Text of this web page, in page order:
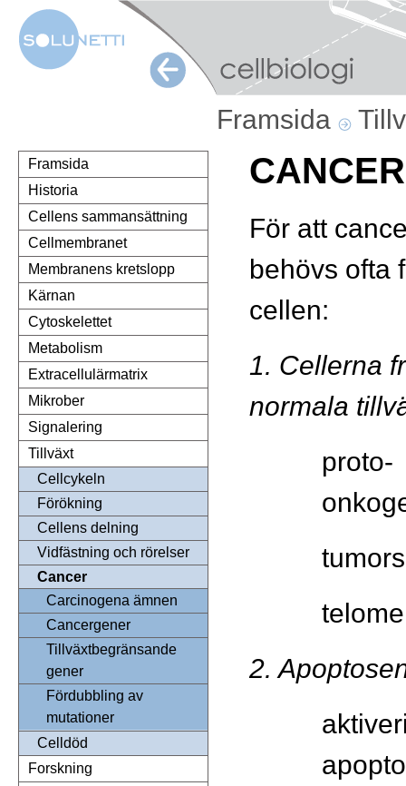
Framsida
Framsida
Historia
Cellens sammansättning
Cellmembranet
Membranens kretslopp
Kärnan
Cytoskelettet
Metabolism
Extracellulärmatrix
Mikrober
Signalering
Tillväxt
Cellcykeln
Förökning
Cellens delning
Vidfästning och rörelser
Cancer
Carcinogena ämnen
Cancergener
Tillväxtbegränsande
gener
Fördubbling av
mutationer
Celldöd
Forskning
CANCER
För att
behövs ofta
cellen:
1. Cellerna
normala
proto-
2.